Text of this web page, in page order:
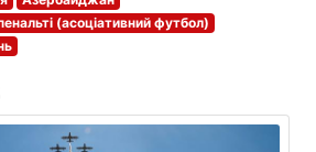
(асоціативний футбол)